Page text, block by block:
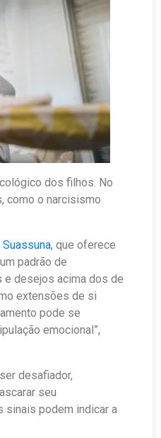
dos filhos. No
como o narcisismo
, que oferece
padrão de
e desejos acima dos de
extensões de si
pode se
emocional”,
desafiador,
seu
sinais podem indicar a